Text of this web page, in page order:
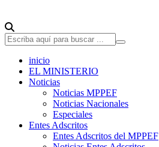
inicio
EL MINISTERIO
Noticias
Noticias MPPEF
Noticias Nacionales
Especiales
Entes Adscritos
Entes Adscritos del MPPEF